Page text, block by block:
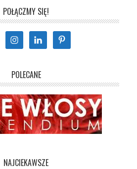
POŁĄCZMY SIĘ!
POLECANE
NAJCIEKAWSZE